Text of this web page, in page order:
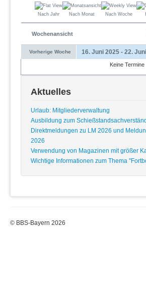
Nach Jahr Nach Monat Nach Woche
Wochenansicht
Vorherige Woche 16. Juni 2025 - 22.
Keine Termine
Aktuelles
Urlaub: Mitgliederverwaltung
Ausbildung zum
Direktmeldungen zu LM 2026 und
2026
Verwendung von Magazinen mit größer
Wichtige Informationen zum Thema
© BBS-Bayern 2026